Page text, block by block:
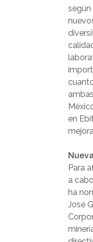
según
en
Para
a
ha
José